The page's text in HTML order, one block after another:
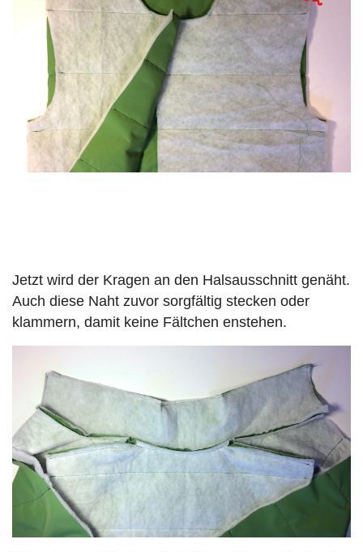
Jetzt wird der Kragen an den Halsausschnitt genäht.
Auch diese Naht zuvor sorgfältig stecken oder
klammern, damit keine Fältchen enstehen.